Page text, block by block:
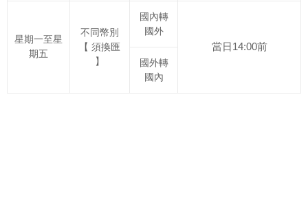
星期一至星
期五
不同幣別
【 須換匯
】
國內轉
國外
當日 14:00前
國外轉
國內